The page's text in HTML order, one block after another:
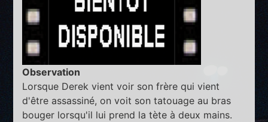
Observation
Lorsque Derek vient voir son frère qui vient
d'être assassiné, on voit son tatouage au bras
bouger lorsqu'il lui prend la tète à deux mains.